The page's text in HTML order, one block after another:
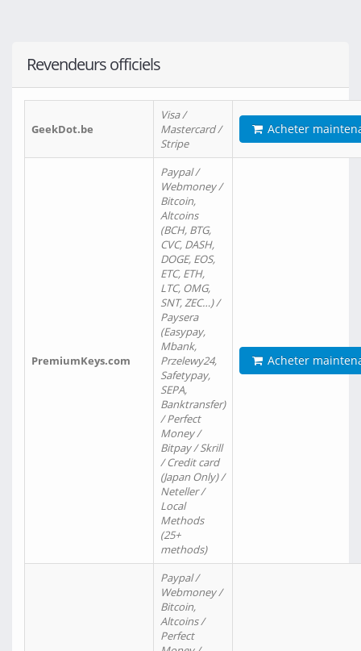
Revendeurs officiels
GeekDot.be
Visa /
Mastercard /
Stripe
Acheter
PremiumKeys.com
Paypal /
Webmoney /
Bitcoin,
Altcoins
(BCH, BTG,
CVC, DASH,
DOGE, EOS,
ETC, ETH,
LTC, OMG,
SNT, ZEC…) /
Paysera
(Easypay,
Mbank,
Przelewy24,
Safetypay,
SEPA,
Banktransfer)
/ Perfect
Money /
Bitpay / Skrill
/ Credit card
(Japan Only) /
Neteller /
Local
Methods
(25+
methods)
Acheter
Paypal /
Webmoney /
Bitcoin,
Altcoins /
Perfect